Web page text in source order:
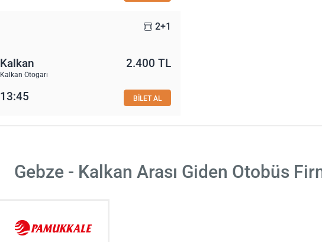
2+1
Kalkan
Kalkan Otogarı
2.400 TL
13:45 BİLET AL
Gebze - Kalkan Arası Giden Otobüs